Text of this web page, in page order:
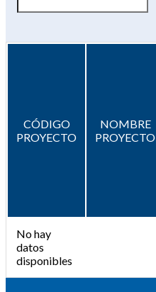
CÓDIGO
PROYECTO
NOMBRE
PROYECTO
No hay
datos
disponibles